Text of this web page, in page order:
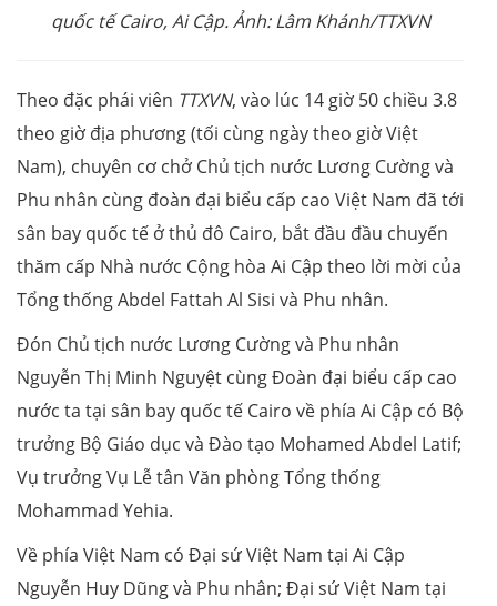
quốc tế Cairo, Ai Cập. Ảnh: Lâm Khánh/TTXVN
Theo đặc phái viên TTXVN, vào lúc 14 giờ 50 chiều 3.8
theo giờ địa phương (tối cùng ngày theo giờ Việt
Nam), chuyên cơ chở Chủ tịch nước Lương Cường và
Phu nhân cùng đoàn đại biểu cấp cao Việt Nam đã tới
sân bay quốc tế ở thủ đô Cairo, bắt đầu đầu chuyến
thăm cấp Nhà nước Cộng hòa Ai Cập theo lời mời của
Tổng thống Abdel Fattah Al Sisi và Phu nhân.
Đón Chủ tịch nước Lương Cường và Phu nhân
Nguyễn Thị Minh Nguyệt cùng Đoàn đại biểu cấp cao
nước ta tại sân bay quốc tế Cairo về phía Ai Cập có Bộ
trưởng Bộ Giáo dục và Đào tạo Mohamed Abdel Latif;
Vụ trưởng Vụ Lễ tân Văn phòng Tổng thống
Mohammad Yehia.
Về phía Việt Nam có Đại sứ Việt Nam tại Ai Cập
Nguyễn Huy Dũng và Phu nhân; Đại sứ Việt Nam tại